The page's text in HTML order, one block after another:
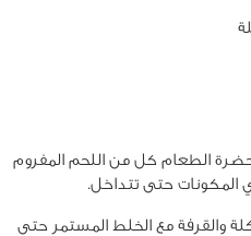
الطعام كل من اللحم المفروم
المكونات حتى تتداخل.
والقرفة مع الخلط المستمر حتى